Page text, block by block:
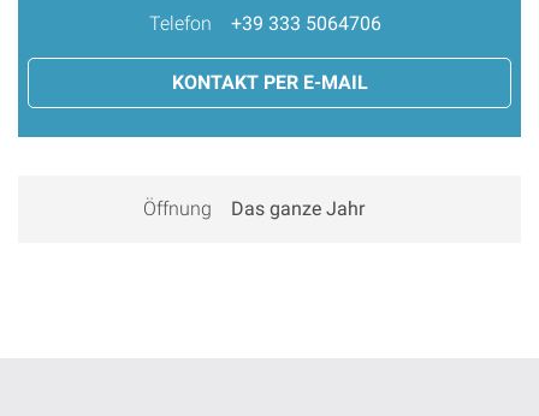
Telefon +39 333 5064706
KONTAKT PER E-MAIL
Öffnung Das ganze Jahr